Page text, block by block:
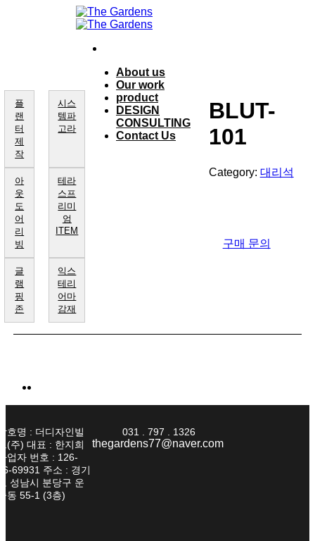
About us
Our work
product
DESIGN
CONSULTING
Contact Us
플
랜
터
제
작
시스
템파
고라
아
웃
도
어
리
빙
테라
스프
리미
엄
ITEM
글
램
핑
존
익스
테리
어마
감재
BLUT-
101
Category: 대리석
구매 문의
호명 : 더디자인빌
(주) 대표 : 한지희
업자 번호 : 126-
69931 주소 : 경기
성남시 분당구 운
동 55-1 (3층)
031 . 797 . 1326
thegardens77@naver.com